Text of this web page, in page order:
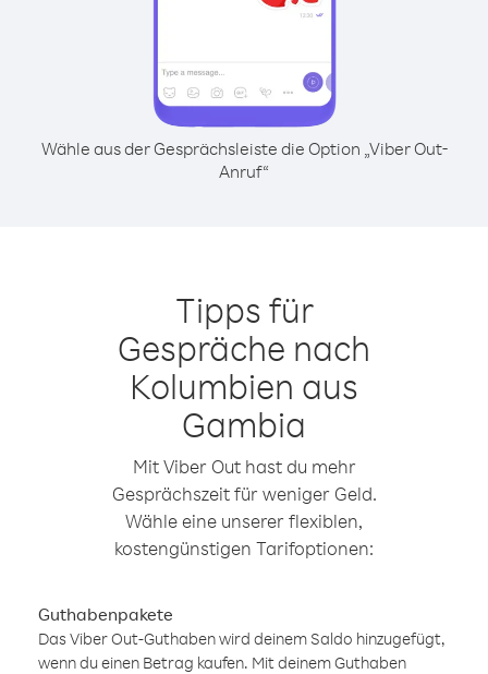
Wähle aus der Gesprächsleiste die Option „Viber Out-
Anruf“
Tipps für
Gespräche nach
Kolumbien aus
Gambia
Mit Viber Out hast du mehr
Gesprächszeit für weniger Geld.
Wähle eine unserer flexiblen,
kostengünstigen Tarifoptionen:
Guthabenpakete
Das Viber Out-Guthaben wird deinem Saldo hinzugefügt,
wenn du einen Betrag kaufen. Mit deinem Guthaben